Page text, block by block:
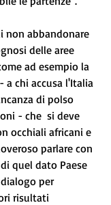
non abbandonare
delle aree
ad esempio la
a chi accusa l'Italia
di polso
- che  si deve
occhiali africani e
parlare con
quel dato Paese
per
risultati